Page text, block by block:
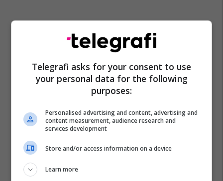
Kuvajti
Lufta Në Iran
Telegrafi asks for your consent to use
your personal data for the following
purposes:
Personalised advertising and content, advertising and
content measurement, audience research and
services development
Store and/or access information on a device
Learn more